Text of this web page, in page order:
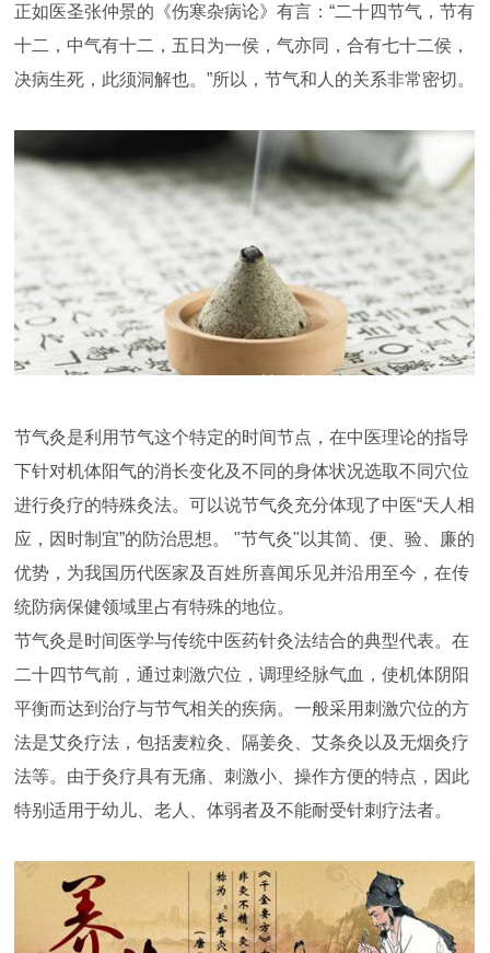
正如医圣张仲景的《伤寒杂病论》有言：“二十四节气，节有
十二，中气有十二，五日为一侯，气亦同，合有七十二侯，
决病生死，此须洞解也。”所以，节气和人的关系非常密切。
节气灸是利用节气这个特定的时间节点，在中医理论的指导
下针对机体阳气的消长变化及不同的身体状况选取不同穴位
进行灸疗的特殊灸法。可以说节气灸充分体现了中医“天人相
应，因时制宜”的防治思想。 "节气灸"以其简、便、验、廉的
优势，为我国历代医家及百姓所喜闻乐见并沿用至今，在传
统防病保健领域里占有特殊的地位。
节气灸是时间医学与传统中医药针灸法结合的典型代表。在
二十四节气前，通过刺激穴位，调理经脉气血，使机体阴阳
平衡而达到治疗与节气相关的疾病。一般采用刺激穴位的方
法是艾灸疗法，包括麦粒灸、隔姜灸、艾条灸以及无烟灸疗
法等。由于灸疗具有无痛、刺激小、操作方便的特点，因此
特别适用于幼儿、老人、体弱者及不能耐受针刺疗法者。